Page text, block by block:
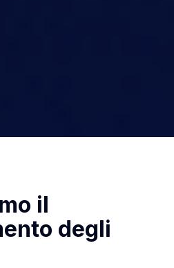
il
degli